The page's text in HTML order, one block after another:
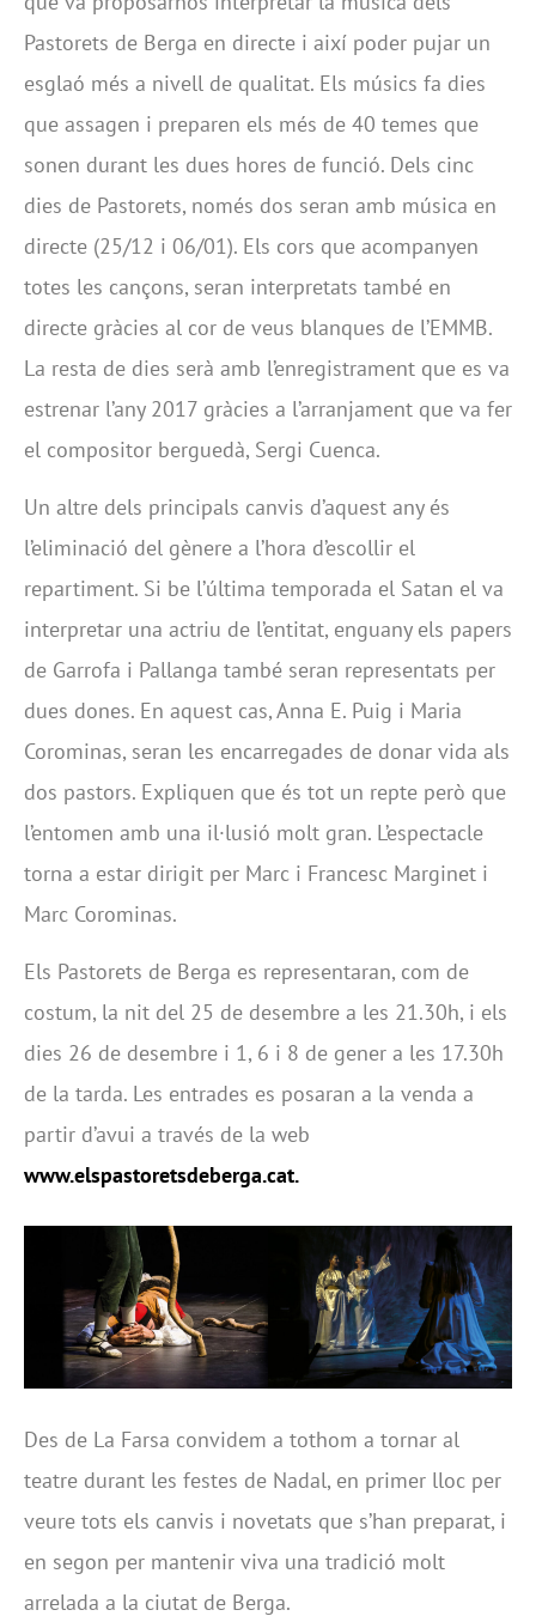
Pastorets de Berga en directe i així poder pujar un
esglaó més a nivell de qualitat. Els músics fa dies
que assagen i preparen els més de 40 temes que
sonen durant les dues hores de funció. Dels cinc
dies de Pastorets, només dos seran amb música en
directe (25/12 i 06/01). Els cors que acompanyen
totes les cançons, seran interpretats també en
directe gràcies al cor de veus blanques de l’EMMB.
La resta de dies serà amb l’enregistrament que es va
estrenar l’any 2017 gràcies a l’arranjament que va fer
el compositor berguedà, Sergi Cuenca.
Un altre dels principals canvis d’aquest any és
l’eliminació del gènere a l’hora d’escollir el
repartiment. Si be l’última temporada el Satan el va
interpretar una actriu de l’entitat, enguany els papers
de Garrofa i Pallanga també seran representats per
dues dones. En aquest cas, Anna E. Puig i Maria
Corominas, seran les encarregades de donar vida als
dos pastors. Expliquen que és tot un repte però que
l’entomen amb una il·lusió molt gran. L’espectacle
torna a estar dirigit per Marc i Francesc Marginet i
Marc Corominas.
Els Pastorets de Berga es representaran, com de
costum, la nit del 25 de desembre a les 21.30h, i els
dies 26 de desembre i 1, 6 i 8 de gener a les 17.30h
de la tarda. Les entrades es posaran a la venda a
partir d’avui a través de la web
www.elspastoretsdeberga.cat.
Des de La Farsa convidem a tothom a tornar al
teatre durant les festes de Nadal, en primer lloc per
veure tots els canvis i novetats que s’han preparat, i
en segon per mantenir viva una tradició molt
arrelada a la ciutat de Berga.